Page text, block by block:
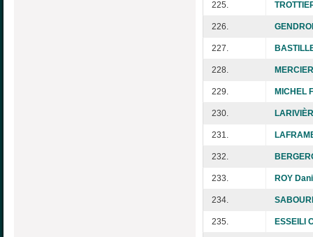
225.
226.
227.
228.
229. MICHEL
230.
231.
232.
233. ROY
234.
235. ESSEILI